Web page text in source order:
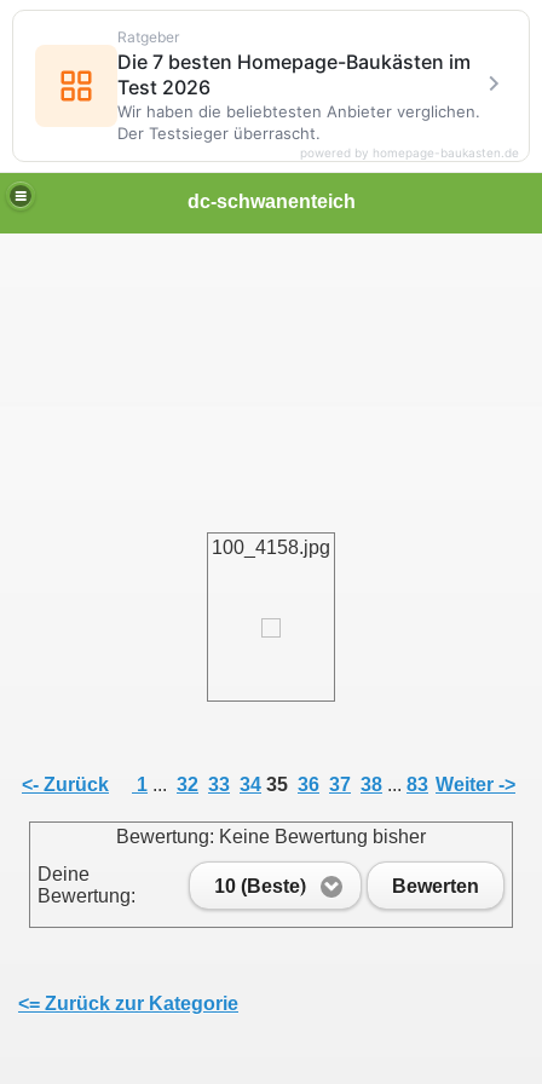
dc-schwanenteich
100_4158.jpg
<- Zurück 1 ... 32 33 34 35 36 37 38 ... 83 Weiter ->
Bewertung: Keine Bewertung bisher
Deine
Bewertung:
10 (Beste) Bewerten
<= Zurück zur Kategorie
Ratgeber
Die 7 besten Homepage-Baukästen im
Test 2026
Wir haben die beliebtesten Anbieter verglichen.
Der Testsieger überrascht.
powered by homepage-baukasten.de